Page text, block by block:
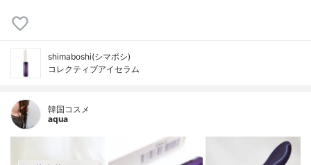
shimaboshi(シマボシ)
コレクティブアイセラム
韓国コスメ
aqua